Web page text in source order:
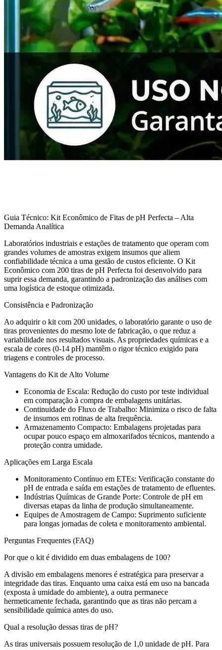
Guia Técnico: Kit Econômico de Fitas de pH Perfecta – Alta
Demanda Analítica
Laboratórios industriais e estações de tratamento que operam com
grandes volumes de amostras exigem insumos que aliem
confiabilidade técnica a uma gestão de custos eficiente. O Kit
Econômico com 200 tiras de pH Perfecta foi desenvolvido para
suprir essa demanda, garantindo a padronização das análises com
uma logística de estoque otimizada.
Consistência e Padronização
Ao adquirir o kit com 200 unidades, o laboratório garante o uso de
tiras provenientes do mesmo lote de fabricação, o que reduz a
variabilidade nos resultados visuais. As propriedades químicas e a
escala de cores (0-14 pH) mantêm o rigor técnico exigido para
triagens e controles de processo.
Vantagens do Kit de Alto Volume
Economia de Escala: Redução do custo por teste individual
em comparação à compra de embalagens unitárias.
Continuidade do Fluxo de Trabalho: Minimiza o risco de falta
de insumos em rotinas de alta frequência.
Armazenamento Compacto: Embalagens projetadas para
ocupar pouco espaço em almoxarifados técnicos, mantendo a
proteção contra umidade.
Aplicações em Larga Escala
Monitoramento Contínuo em ETEs: Verificação constante do
pH de entrada e saída em estações de tratamento de efluentes.
Indústrias Químicas de Grande Porte: Controle de pH em
diversas etapas da linha de produção simultaneamente.
Equipes de Amostragem de Campo: Suprimento suficiente
para longas jornadas de coleta e monitoramento ambiental.
Perguntas Frequentes (FAQ)
Por que o kit é dividido em duas embalagens de 100?
A divisão em embalagens menores é estratégica para preservar a
integridade das tiras. Enquanto uma caixa está em uso na bancada
(exposta à umidade do ambiente), a outra permanece
hermeticamente fechada, garantindo que as tiras não percam a
sensibilidade química antes do uso.
Qual a resolução dessas tiras de pH?
As tiras universais possuem resolução de 1,0 unidade de pH. Para